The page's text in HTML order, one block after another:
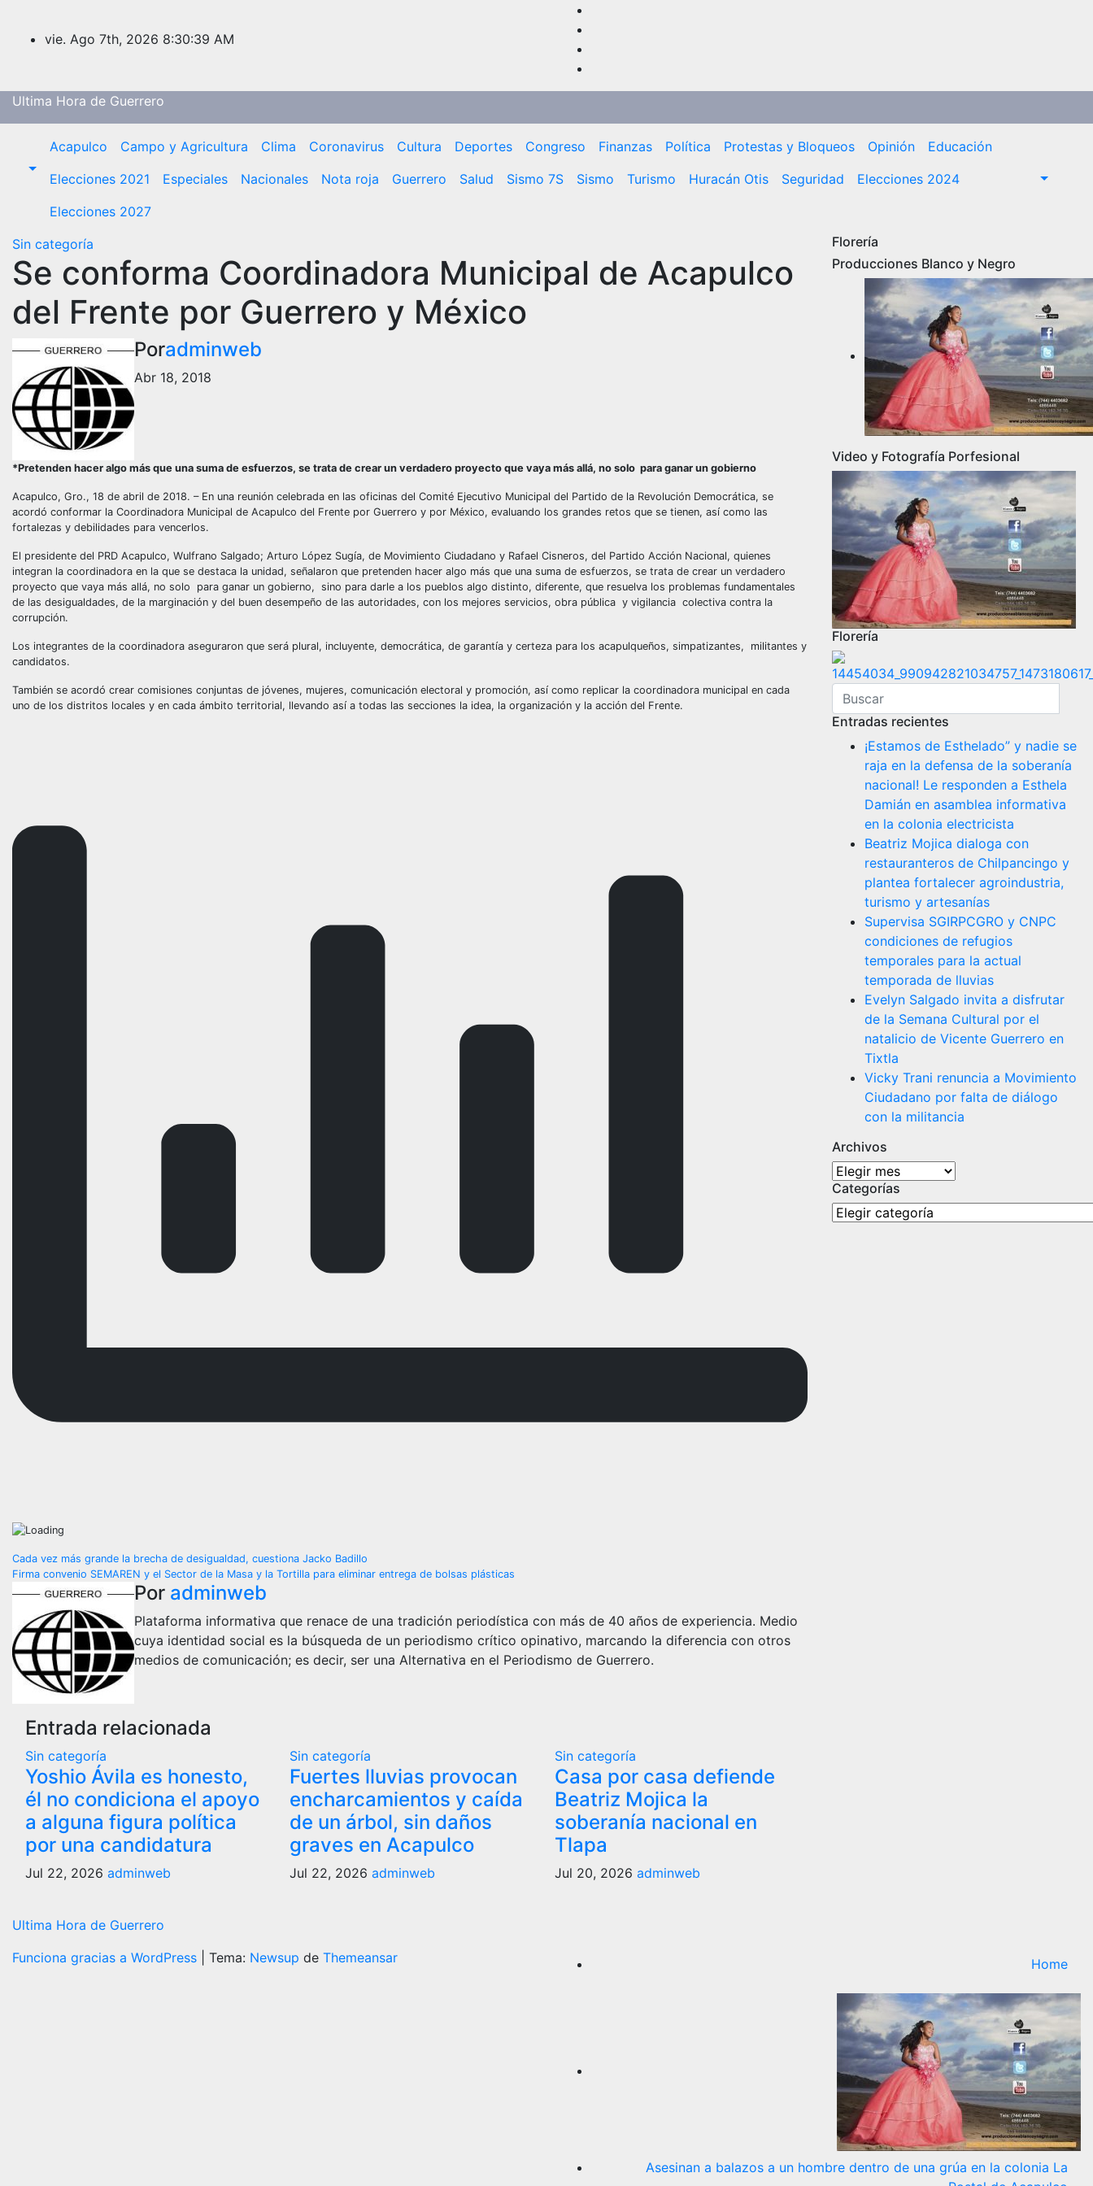
contenido
vie. Ago 7th, 2026 8:30:40 AM
Ultima Hora de Guerrero
Acapulco Campo y Agricultura Clima Coronavirus Cultura Deportes Congreso Finanzas Política Protestas y Bloqueos Opinión
Educación
Elecciones 2021
Especiales Nacionales Nota roja Guerrero Salud Sismo 7S Sismo Turismo Huracán Otis Seguridad
Elecciones 2024
Elecciones 2027
Sin categoría
Se conforma Coordinadora Municipal de Acapulco
del Frente por Guerrero y México
Poradminweb
Abr 18, 2018
*Pretenden hacer algo más que una suma de esfuerzos, se trata de crear un verdadero proyecto que vaya más allá, no solo para ganar un gobierno
Acapulco, Gro., 18 de abril de 2018. – En una reunión celebrada en las oficinas del Comité Ejecutivo Municipal del Partido de la Revolución Democrática, se
acordó conformar la Coordinadora Municipal de Acapulco del Frente por Guerrero y por México, evaluando los grandes retos que se tienen, así como las
fortalezas y debilidades para vencerlos.
El presidente del PRD Acapulco, Wulfrano Salgado; Arturo López Sugía, de Movimiento Ciudadano y Rafael Cisneros, del Partido Acción Nacional, quienes
integran la coordinadora en la que se destaca la unidad, señalaron que pretenden hacer algo más que una suma de esfuerzos, se trata de crear un verdadero
proyecto que vaya más allá, no solo para ganar un gobierno, sino para darle a los pueblos algo distinto, diferente, que resuelva los problemas fundamentales
de las desigualdades, de la marginación y del buen desempeño de las autoridades, con los mejores servicios, obra pública y vigilancia colectiva contra la
corrupción.
Los integrantes de la coordinadora aseguraron que será plural, incluyente, democrática, de garantía y certeza para los acapulqueños, simpatizantes, militantes y
candidatos.
También se acordó crear comisiones conjuntas de jóvenes, mujeres, comunicación electoral y promoción, así como replicar la coordinadora municipal en cada
uno de los distritos locales y en cada ámbito territorial, llevando así a todas las secciones la idea, la organización y la acción del Frente.
Navegación
de
entradas
Cada vez más grande la brecha de desigualdad, cuestiona Jacko Badillo
Firma convenio SEMAREN y el Sector de la Masa y la Tortilla para eliminar entrega de bolsas plásticas
Por adminweb
Plataforma informativa que renace de una tradición periodística con más de 40 años de experiencia. Medio
cuya identidad social es la búsqueda de un periodismo crítico opinativo, marcando la diferencia con otros
medios de comunicación; es decir, ser una Alternativa en el Periodismo de Guerrero.
Entrada relacionada
Sin categoría
Yoshio Ávila es honesto,
él no condiciona el apoyo
a alguna figura política
por una candidatura
Jul 22, 2026 adminweb
Sin categoría
Fuertes lluvias provocan
encharcamientos y caída
de un árbol, sin daños
graves en Acapulco
Jul 22, 2026adminweb
Sin categoría
Casa por casa defiende
Beatriz Mojica la
soberanía nacional en
Tlapa
Jul 20, 2026 adminweb
Florería
Producciones Blanco y Negro
Video y Fotografía Porfesional
Florería
Entradas recientes
¡Estamos de Esthelado” y nadie se
raja en la defensa de la soberanía
nacional! Le responden a Esthela
Damián en asamblea informativa
en la colonia electricista
Beatriz Mojica dialoga con
restauranteros de Chilpancingo y
plantea fortalecer agroindustria,
turismo y artesanías
Supervisa SGIRPCGRO y CNPC
condiciones de refugios
temporales para la actual
temporada de lluvias
Evelyn Salgado invita a disfrutar
de la Semana Cultural por el
natalicio de Vicente Guerrero en
Tixtla
Vicky Trani renuncia a Movimiento
Ciudadano por falta de diálogo
con la militancia
Archivos
Archivos
Categorías
Categorías
Ultima Hora de Guerrero
Funciona gracias a WordPress
Tema: Newsup de Themeansar Home
Asesinan a balazos a un hombre dentro de una grúa en la colonia La